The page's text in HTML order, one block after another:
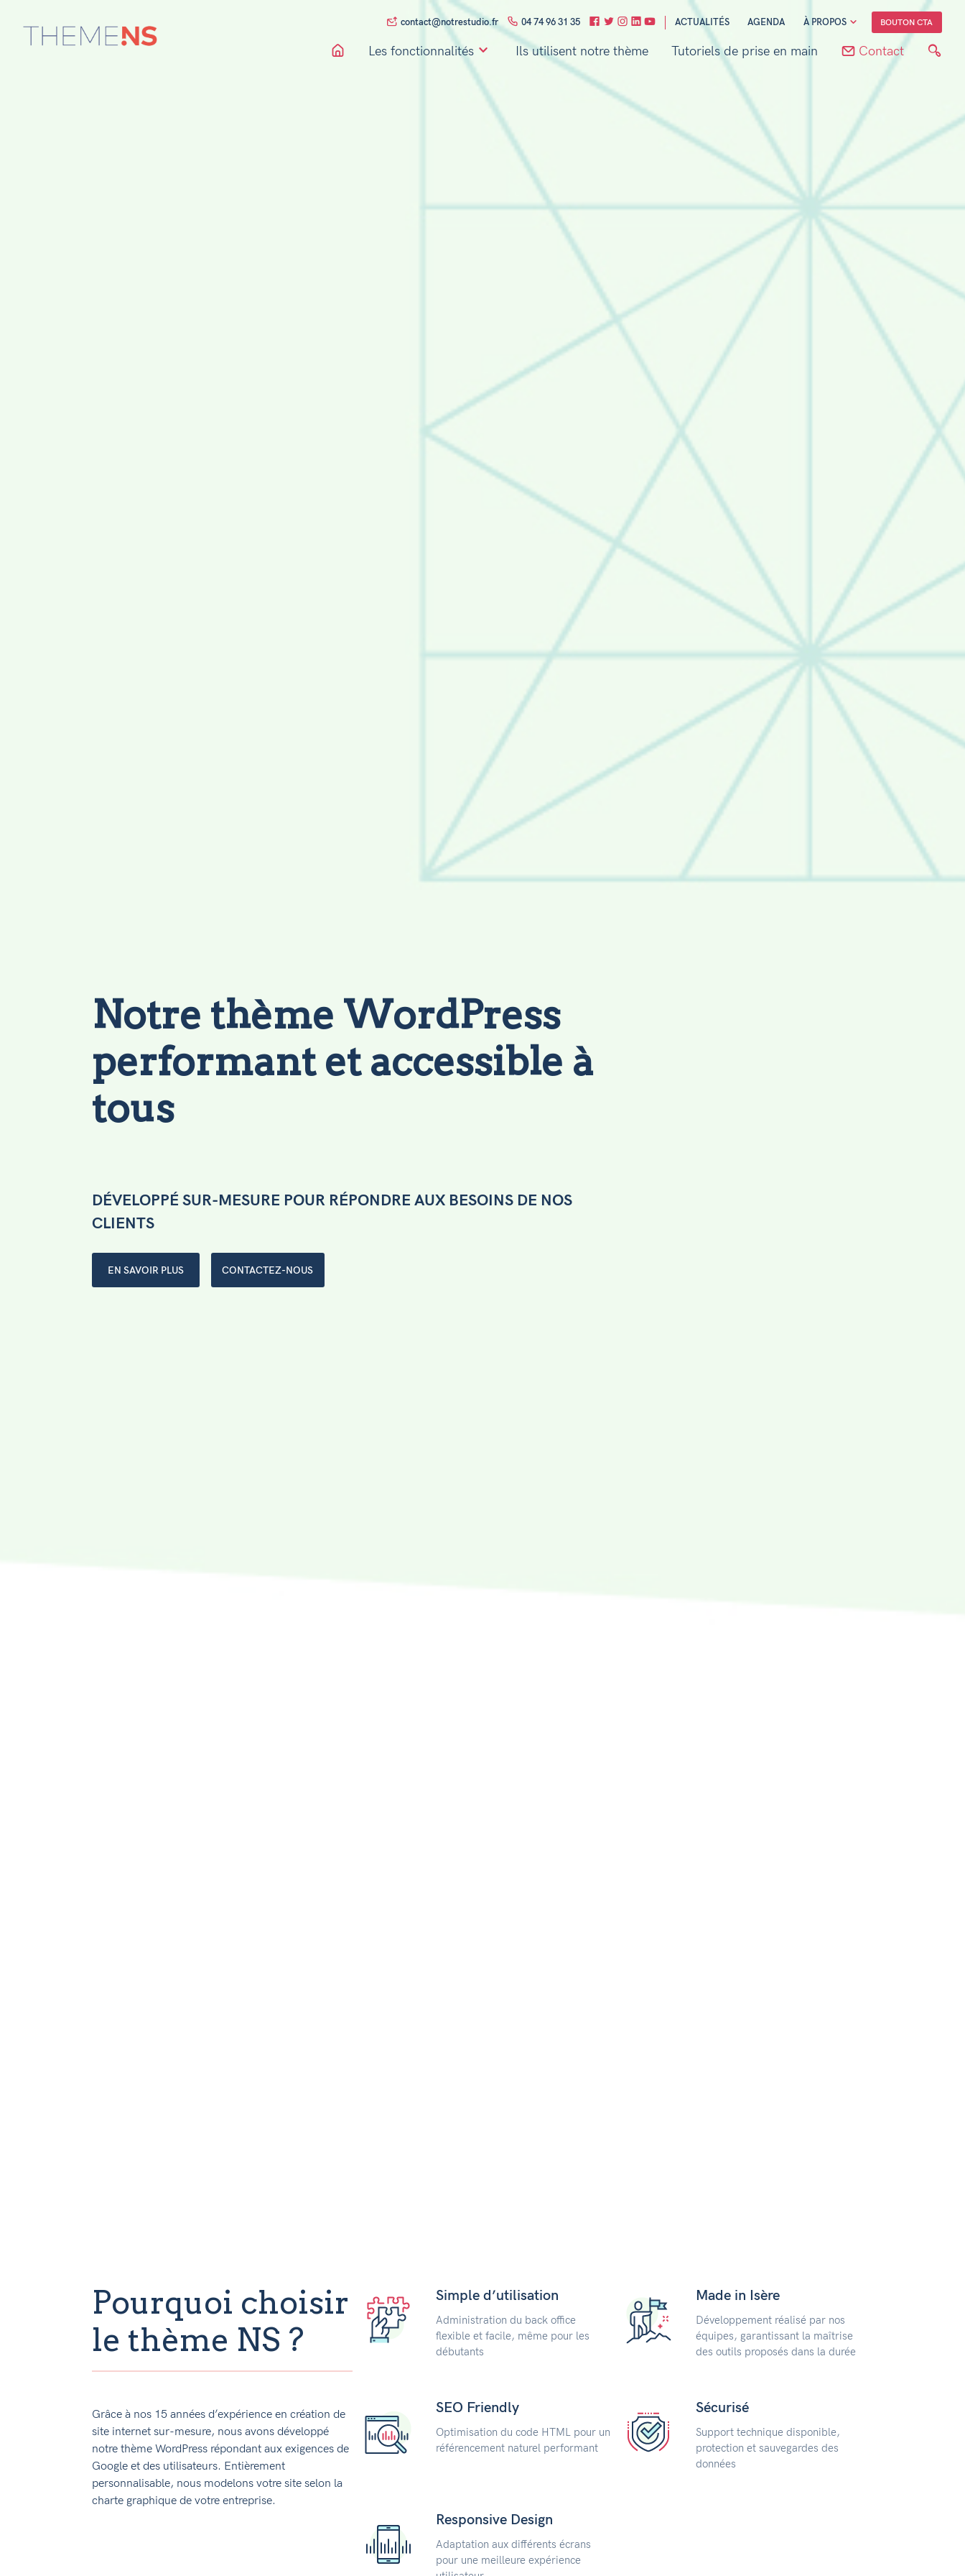
contact@notrestudio.fr 04 74 96 31 35 ACTUALITÉS AGENDA À PROPOS BOUTON CTA
Les fonctionnalités Ils utilisent notre thème Tutoriels de prise en main Contact
Notre thème WordPress
performant et accessible à
tous
DÉVELOPPÉ SUR-MESURE POUR RÉPONDRE AUX BESOINS DE NOS
CLIENTS
EN SAVOIR PLUS CONTACTEZ-NOUS
Pourquoi choisir
le thème NS ?
Grâce à nos 15 années d’expérience en création de
site internet sur-mesure, nous avons développé
notre thème WordPress répondant aux exigences de
Google et des utilisateurs. Entièrement
personnalisable, nous modelons votre site selon la
charte graphique de votre entreprise.
Simple d’utilisation
Administration du back office
flexible et facile, même pour les
débutants
SEO Friendly
Optimisation du code HTML pour un
référencement naturel performant
Responsive Design
Adaptation aux différents écrans
pour une meilleure expérience
Made in Isère
Développement réalisé par nos
équipes, garantissant la maîtrise
des outils proposés dans la durée
Sécurisé
Support technique disponible,
protection et sauvegardes des
données